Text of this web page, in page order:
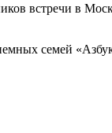
встречи в
семей